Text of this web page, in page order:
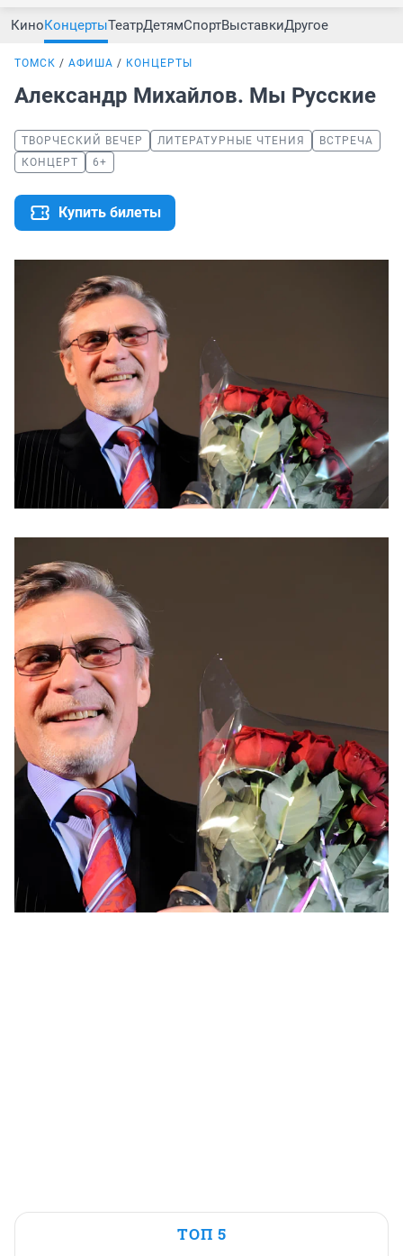
КиноКонцертыТеатрДетямСпортВыставкиДругое
ТОМСК АФИША КОНЦЕРТЫ
Александр Михайлов. Мы Русские
ТВОРЧЕСКИЙ ВЕЧЕР ЛИТЕРАТУРНЫЕ ЧТЕНИЯ
ВСТРЕЧА
КОНЦЕРТ
6+
Купить билеты
ТОП 5